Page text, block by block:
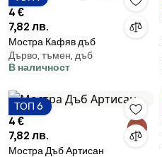
4 €
7,82 лв.
Мостра Кафяв дъб
Дърво, тъмен, дъб
В наличност
ТОП 6
4 €
7,82 лв.
Мостра Дъб Артисан